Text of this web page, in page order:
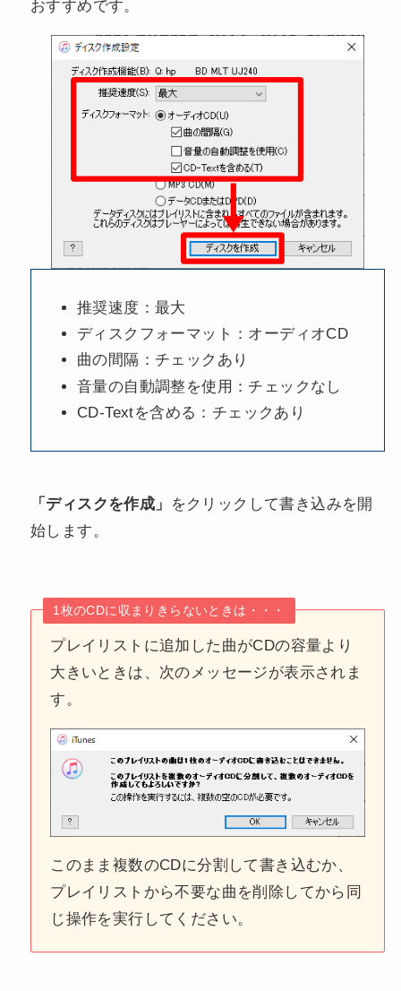
おすすめです。
推奨速度：最大
ディスクフォーマット：オーディオCD
曲の間隔：チェックあり
音量の自動調整を使用：チェックなし
CD-Textを含める：チェックあり
「ディスクを作成」
をクリックして書き込みを開
始します。
1枚のCDに収まりきらないときは・・・
プレイリストに追加した曲がCDの容量より
大きいときは、次のメッセージが表示されま
す。
このまま複数のCDに分割して書き込むか、
プレイリストから不要な曲を削除してから同
じ操作を実行してください。